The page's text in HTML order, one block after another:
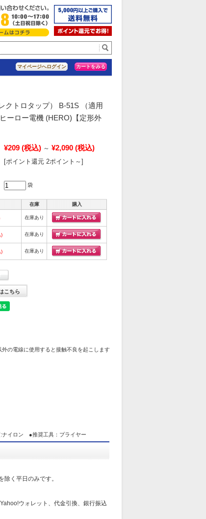
マイページへログイン カートをみる
クトロタップ） B-51S （適用
ーロー電機 (HERO)【定形外
¥209 (税込) ～ ¥2,090 (税込)
[ポイント還元 2ポイント～]
袋
在庫 購入
在庫あり
) 在庫あり
) 在庫あり
こちら
の電線に使用すると接触不良を起こします
イロン ●推奨工具：プライヤー
く平日のみです。
ウォレット、代金引換、銀行振込